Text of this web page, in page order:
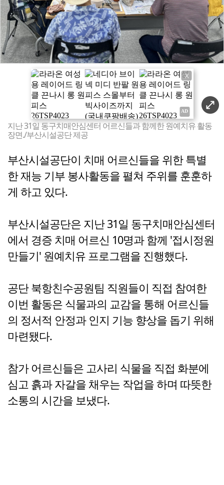
X
지난 31일 동구치매안심센터 어르신들과 함께한 원예치유 활동
장면./부산시설공단 제공
부산시설공단이 치매 어르신들을 위한 특별
한 재능 기부 봉사활동을 펼쳐 주위를 훈훈하
게 하고 있다.
부산시설공단은 지난 31일 동구치매안심센터
에서 경증 치매 어르신 10명과 함께 '접시정원
만들기' 원예치유 프로그램을 진행했다.
공단 북항친수공원팀 직원들이 직접 참여한
이번 활동은 식물과의 교감을 통해 어르신들
의 정서적 안정과 인지 기능 향상을 돕기 위해
마련됐다.
참가 어르신들은 고사리 식물을 직접 화분에
심고 흙과 자갈을 채우는 작업을 하며 따뜻한
소통의 시간을 보냈다.